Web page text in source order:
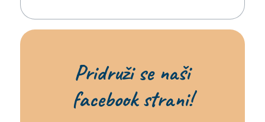
Pridruži se naši
facebook strani!